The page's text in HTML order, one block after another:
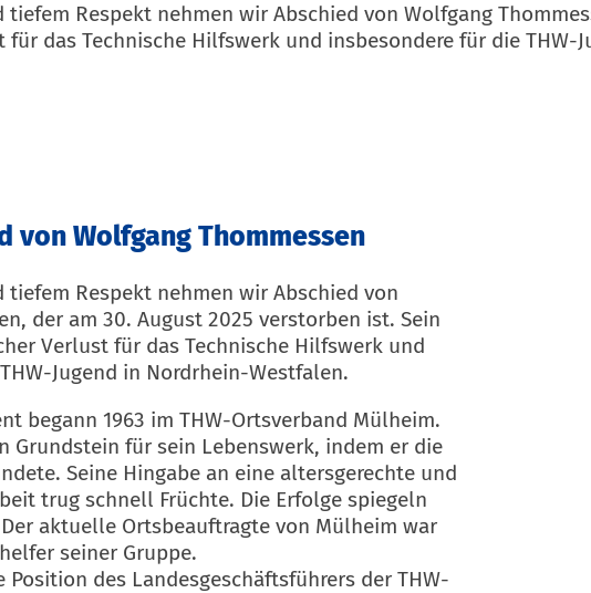
tiefem Respekt nehmen wir Abschied von Wolfgang
das Technische Hilfswerk und insbesondere für die THW-
von Wolfgang Thommessen
tiefem Respekt nehmen wir Abschied von
der am 30. August 2025 verstorben ist. Sein
Verlust für das Technische Hilfswerk und
Jugend in Nordrhein-Westfalen.
begann 1963 im THW-Ortsverband Mülheim.
Grundstein für sein Lebenswerk, indem er die
Seine Hingabe an eine altersgerechte und
trug schnell Früchte. Die Erfolge spiegeln
aktuelle Ortsbeauftragte von Mülheim war
seiner Gruppe.
Position des Landesgeschäftsführers der THW-